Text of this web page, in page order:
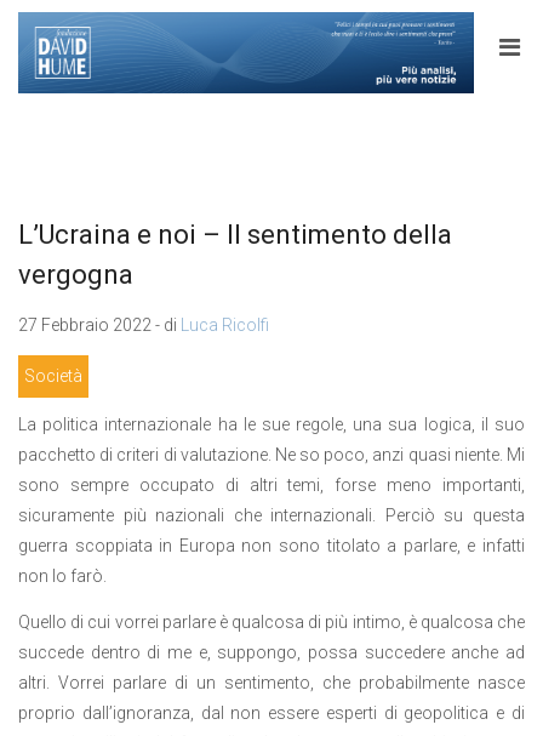
L’Ucraina e noi – Il sentimento della
vergogna
27 Febbraio 2022 - di Luca Ricolfi
Società
La politica internazionale ha le sue regole, una sua logica, il suo
pacchetto di criteri di valutazione. Ne so poco, anzi quasi niente. Mi
sono sempre occupato di altri temi, forse meno importanti,
sicuramente più nazionali che internazionali. Perciò su questa
guerra scoppiata in Europa non sono titolato a parlare, e infatti
non lo farò.
Quello di cui vorrei parlare è qualcosa di più intimo, è qualcosa che
succede dentro di me e, suppongo, possa succedere anche ad
altri. Vorrei parlare di un sentimento, che probabilmente nasce
proprio dall’ignoranza, dal non essere esperti di geopolitica e di